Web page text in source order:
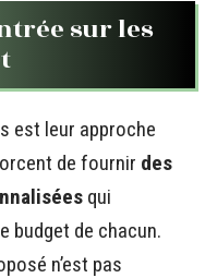
sur les
est leur approche
de fournir des
qui
budget de chacun.
n’est pas